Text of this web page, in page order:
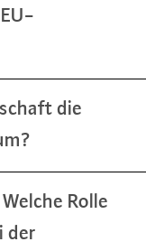
die
Rolle
der